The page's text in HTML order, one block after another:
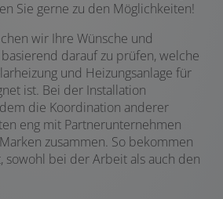
Sie gerne zu den Möglichkeiten!
wir Ihre Wünsche und
darauf zu prüfen, welche
und Heizungsanlage für
ist. Bei der Installation
die Koordination anderer
eng mit Partnerunternehmen
zusammen. So bekommen
sowohl bei der Arbeit als auch den